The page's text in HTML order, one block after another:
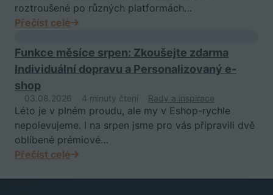
roztroušené po různých platformách…
Přečíst celé
Funkce měsíce srpen: Zkoušejte zdarma
Individuální dopravu a Personalizovaný e-
shop
03.08.2026 4 minuty čtení Rady a inspirace
Léto je v plném proudu, ale my v Eshop-rychle
nepolevujeme. I na srpen jsme pro vás připravili dvě
oblíbené prémiové…
Přečíst celé